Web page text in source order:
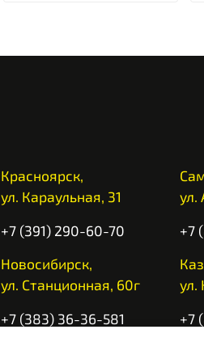
Красноярск,
ул. Караульная, 31
+7 (391) 290-60-70
ул.
+7
Новосибирск,
ул. Станционная, 60г
+7 (383) 36-36-581
ул.
+7